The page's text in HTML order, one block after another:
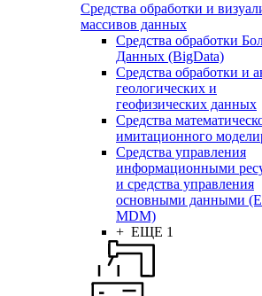
Средства обработки и
массивов данных
Средства обработки
Данных (BigData)
Средства обработки и
геологических и
геофизических данных
Средства
имитационного
Средства управления
информационными
и средства управления
основными данными
MDM)
+ ЕЩЕ 1